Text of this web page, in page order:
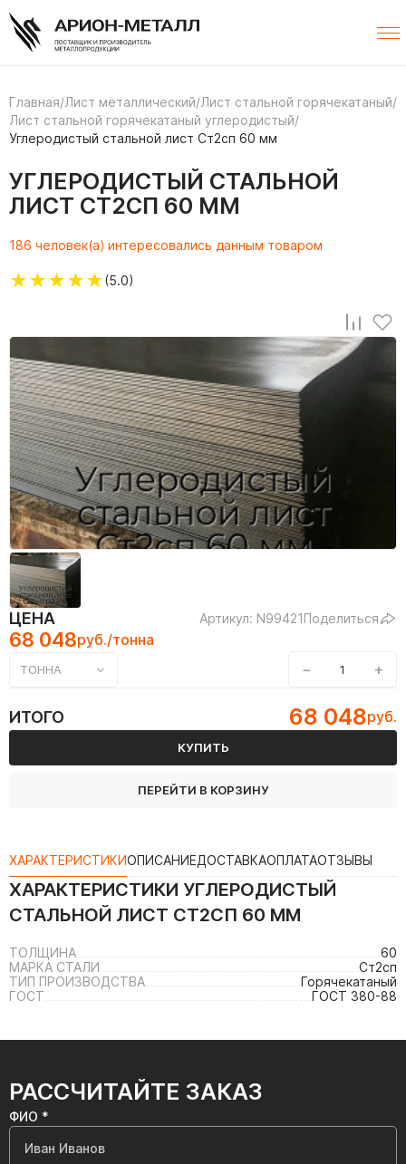
Главная/Лист металлический/Лист стальной горячекатаный/
Лист стальной горячекатаный углеродистый/
Углеродистый стальной лист Ст2сп 60 мм
УГЛЕРОДИСТЫЙ СТАЛЬНОЙ
ЛИСТ СТ2СП 60 ММ
186 человек(а) интересовались данным товаром
★★★★★(5.0)
ЦЕНА Артикул: N99421Поделиться
68 048руб./тонна
ТОННА − +
ИТОГО 68 048руб.
КУПИТЬ
ПЕРЕЙТИ В КОРЗИНУ
ХАРАКТЕРИСТИКИОПИСАНИЕДОСТАВКАОПЛАТАОТЗЫВЫ
ХАРАКТЕРИСТИКИ УГЛЕРОДИСТЫЙ
СТАЛЬНОЙ ЛИСТ СТ2СП 60 ММ
ТОЛЩИНА
60
МАРКА СТАЛИ
Ст2сп
ТИП ПРОИЗВОДСТВА
Горячекатаный
ГОСТ
ГОСТ 380-88
РАССЧИТАЙТЕ ЗАКАЗ
ФИО *